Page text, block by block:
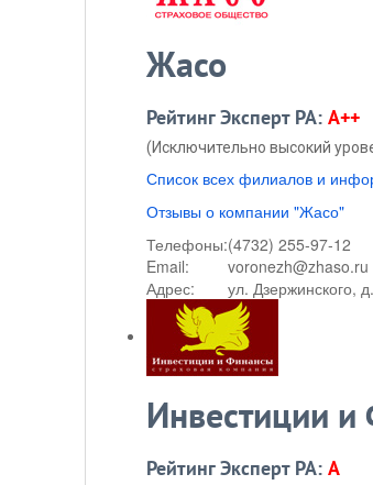
Жасо
Рейтинг Эксперт РА: A++
(Исключительно высокий
Список всех филиалов и
Отзывы о компании "Жасо"
Телефоны:(4732) 255-97-12
Email:
voronezh@zhaso.ru
Адрес:
ул. Дзержинского,
Инвестиции
Рейтинг Эксперт РА: A